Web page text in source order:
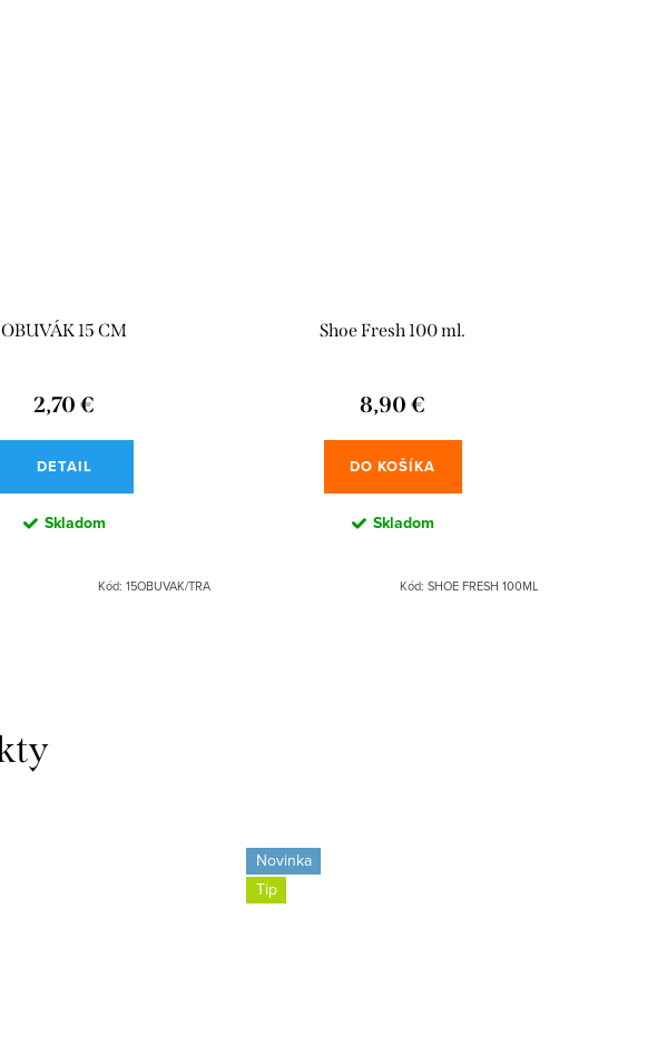
OBUVÁK 15 CM
2,70 €
DETAIL
Skladom
Kód: 15OBUVAK/TRA
Shoe Fresh 100 ml.
8,90 €
DO KOŠÍKA
Skladom
Kód: SHOE FRESH 100ML
Novinka
Tip